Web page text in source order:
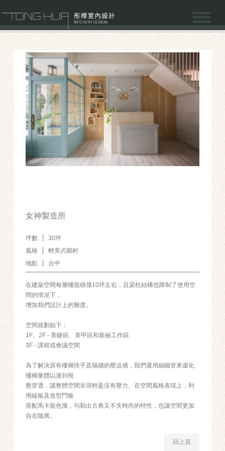
女神製造所
坪數
30坪
風格
輕美式鄉村
地點
台中
在建築空間每層樓面積僅10坪左右，且梁柱結構也限制了使用空
間的情況下，
增加我們設計上的難度。
空間規劃如下：
1F、2F - 美睫區、美甲區和新秘工作區
3F - 課程或會議空間
為了解決原有樓梯扶手及隔牆的壓迫感，我們運用細鐵管來虛化
樓梯量體以達到視
覺穿透，讓整體空間呈現輕盈沒有壓力。在空間風格表現上，利
用線板及造型門板
搭配馬卡龍色塊，勾勒出古典又不失時尚的特性，也讓空間更加
自在隨興。
回上頁